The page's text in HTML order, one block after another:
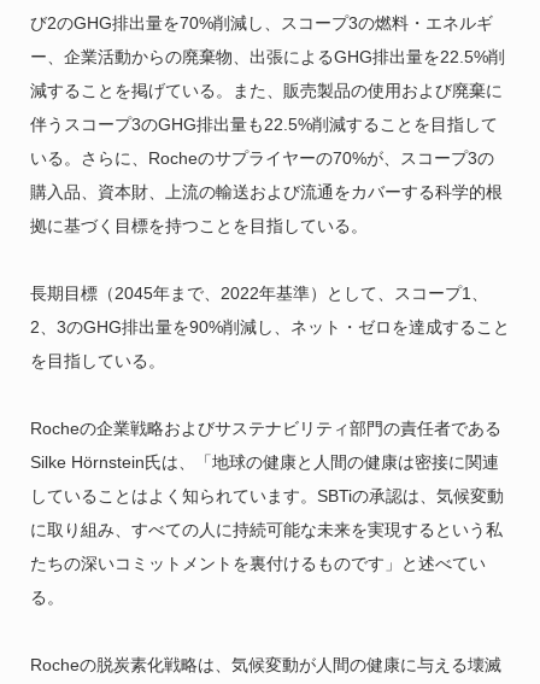
び2のGHG排出量を70%削減し、スコープ3の燃料・エネルギ
ー、企業活動からの廃棄物、出張によるGHG排出量を22.5%削
減することを掲げている。また、販売製品の使用および廃棄に
伴うスコープ3のGHG排出量も22.5%削減することを目指して
いる。さらに、Rocheのサプライヤーの70%が、スコープ3の
購入品、資本財、上流の輸送および流通をカバーする科学的根
拠に基づく目標を持つことを目指している。
長期目標（2045年まで、2022年基準）として、スコープ1、
2、3のGHG排出量を90%削減し、ネット・ゼロを達成すること
を目指している。
Rocheの企業戦略およびサステナビリティ部門の責任者である
Silke Hörnstein氏は、「地球の健康と人間の健康は密接に関連
していることはよく知られています。SBTiの承認は、気候変動
に取り組み、すべての人に持続可能な未来を実現するという私
たちの深いコミットメントを裏付けるものです」と述べてい
る。
Rocheの脱炭素化戦略は、気候変動が人間の健康に与える壊滅